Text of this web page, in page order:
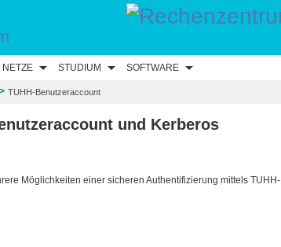
NETZE STUDIUM SOFTWARE
TUHH-Benutzeraccount
und Kerberos
Möglichkeiten einer sicheren Authentifizierung mittels TUHH-